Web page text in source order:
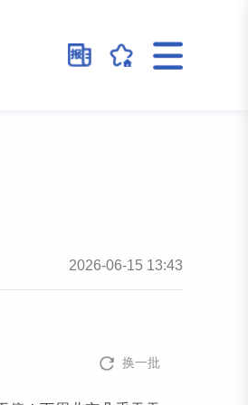
2026-06-15 13:43
换一批